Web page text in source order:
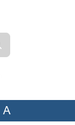
A